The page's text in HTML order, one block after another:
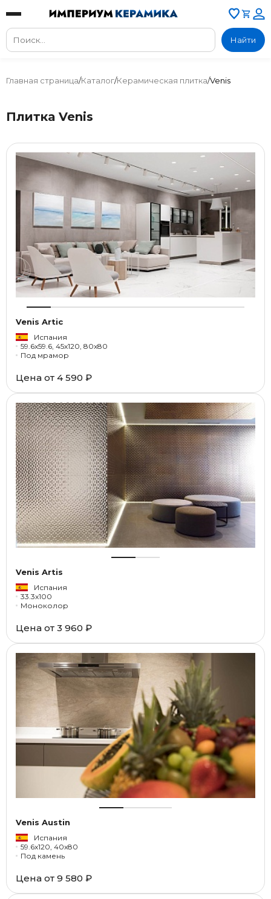
Найти
Главная страница/Каталог/Керамическая плитка/Venis
Плитка Venis
Venis Artic
Испания
59.6x59.6, 45x120, 80x80
Под мрамор
Цена от 4 590 ₽
Venis Artis
Испания
33.3x100
Моноколор
Цена от 3 960 ₽
Venis Austin
Испания
59.6x120, 40x80
Под камень
Цена от 9 580 ₽